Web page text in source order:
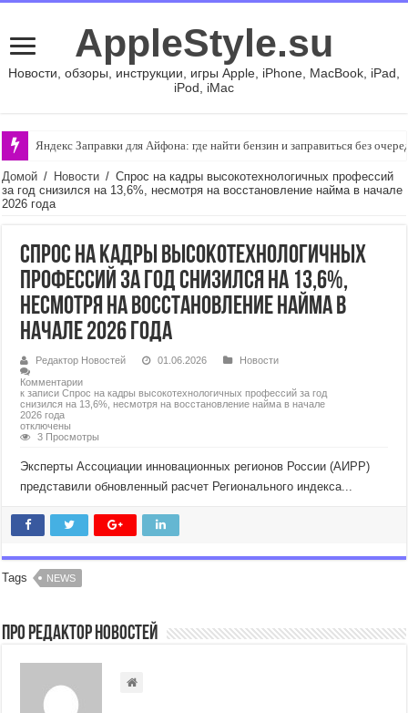
AppleStyle.su
Новости, обзоры, инструкции, игры Apple, iPhone, MacBook, iPad,
iPod, iMac
Яндекс Заправки для Айфона: где найти бензин и заправиться без
Домой / Новости / Спрос на кадры высокотехнологичных профессий
за год снизился на 13,6%, несмотря на восстановление найма в начале
2026 года
Спрос на кадры высокотехнологичных
профессий за год снизился на 13,6%,
несмотря на восстановление найма в
начале 2026 года
Редактор Новостей 01.06.2026
Новости
Комментарии
к записи Спрос на кадры высокотехнологичных профессий за год
снизился на 13,6%, несмотря на восстановление найма в начале
2026 года
отключены
3 Просмотры
Эксперты Ассоциации инновационных регионов России (АИРР)
представили обновленный расчет Регионального индекса...
Tags NEWS
Про Редактор Новостей